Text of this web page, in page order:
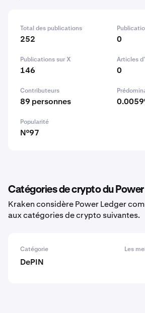
Total des publications
252 0
Publications sur X
146
Articles
0
Contributeurs
89 personnes
Popularité
N°97
Catégories de crypto du Power
Kraken considère Power Ledger
aux catégories de crypto suivantes.
Catégorie Les
DePIN